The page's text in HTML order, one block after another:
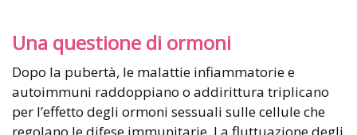
Una questione di ormoni
Dopo la pubertà, le malattie infiammatorie e
autoimmuni raddoppiano o addirittura triplicano
per l’effetto degli ormoni sessuali sulle cellule che